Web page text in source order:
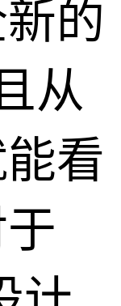
的
从
看